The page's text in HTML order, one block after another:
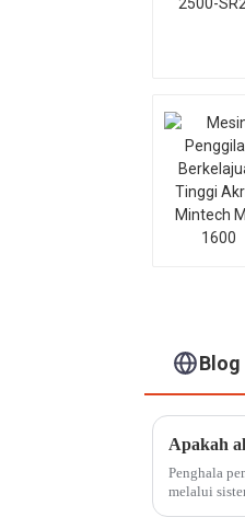
Penghala
melalui